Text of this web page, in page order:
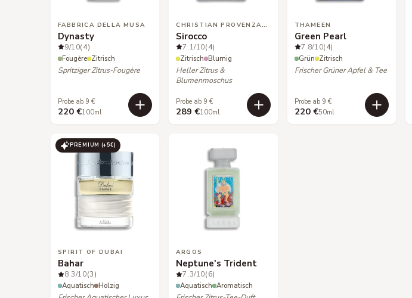
FABBRICA DELLA MUSA
Dynasty
9/10(4)
Fougère Zitrisch
Spritziger Zitrus-Fougère
Probe ab 9 €
220 €100ml
CHRISTIAN PROVENZANO
Sirocco
7.1/10(4)
Zitrisch Blumig
Heller Zitrus &
Blumenmoschus
Probe ab 9 €
289 €100ml
THAMEEN
Green Pearl
7.8/10(4)
Grün Zitrisch
Frischer Grüner Apfel & Tee
Probe ab 9 €
220 €50ml
PREMIUM (+5€)
SPIRIT OF DUBAI
Bahar
8.3/10(3)
Aquatisch Holzig
ARGOS
Neptune's Trident
7.3/10(6)
Aquatisch Aromatisch